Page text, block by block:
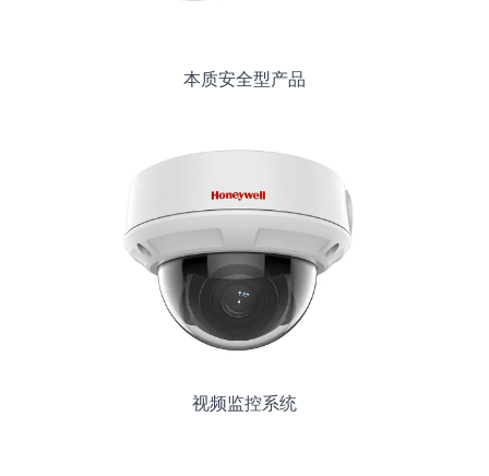
本质安全型产品
视频监控系统